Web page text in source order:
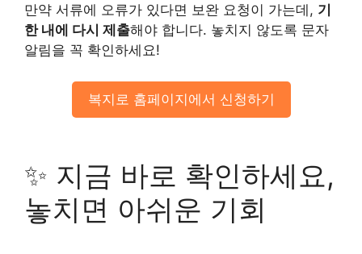
만약 서류에 오류가 있다면 보완 요청이 가는데, 기
한 내에 다시 제출해야 합니다. 놓치지 않도록 문자
알림을 꼭 확인하세요!
복지로 홈페이지에서 신청하기
✨ 지금 바로 확인하세요,
놓치면 아쉬운 기회